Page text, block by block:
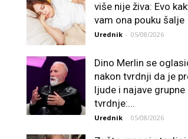
više nije živa: Evo
vam ona pouku šalje
Urednik - 05/08/2026
Dino Merlin se
nakon tvrdnji da je
ljude i najave grupne
tvrdnje:...
Urednik - 05/08/2026